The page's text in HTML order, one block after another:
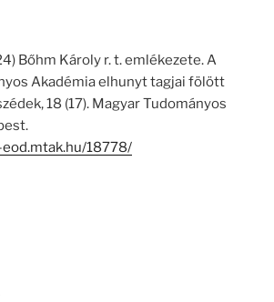
Bőhm Károly r. t. emlékezete. A
Akadémia elhunyt tagjai fölött
18 (17). Magyar Tudományos
18778/